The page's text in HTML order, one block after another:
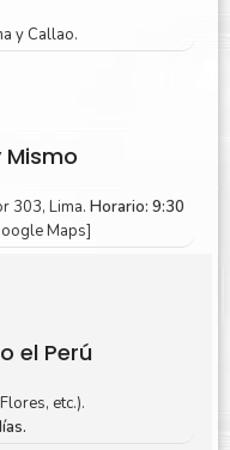
y Callao.
Mismo
303, Lima. Horario: 9:30
Maps]
el Perú
etc.).